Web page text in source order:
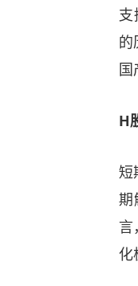
支
的
国
H
短
期
言
化